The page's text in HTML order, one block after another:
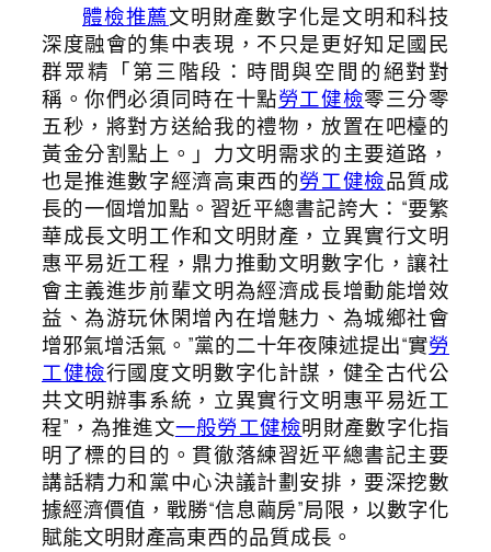
體檢推薦文明財產數字化是文明和科技
深度融會的集中表現，不只是更好知足國民
群眾精「第三階段：時間與空間的絕對對
稱。你們必須同時在十點勞工健檢零三分零
五秒，將對方送給我的禮物，放置在吧檯的
黃金分割點上。」力文明需求的主要道路，
也是推進數字經濟高東西的勞工健檢品質成
長的一個增加點。習近平總書記誇大：“要繁
華成長文明工作和文明財產，立異實行文明
惠平易近工程，鼎力推動文明數字化，讓社
會主義進步前輩文明為經濟成長增動能增效
益、為游玩休閑增內在增魅力、為城鄉社會
增邪氣增活氣。”黨的二十年夜陳述提出“實勞
工健檢行國度文明數字化計謀，健全古代公
共文明辦事系統，立異實行文明惠平易近工
程”，為推進文一般勞工健檢明財產數字化指
明了標的目的。貫徹落練習近平總書記主要
講話精力和黨中心決議計劃安排，要深挖數
據經濟價值，戰勝“信息繭房”局限，以數字化
賦能文明財產高東西的品質成長。